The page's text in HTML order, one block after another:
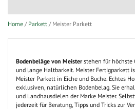
Home Parkett Meister Parkett
Bodenbeläge von Meisterstehen für höchste
und lange Haltbarkeit. Meister Fertigparkett
Meister Parkett in Eiche und Buche. Echtes
exklusiven, natürlichen Bodenbelag. Sie
und Landhausdielen der Marke Meister.
jederzeit für Beratung, Tipps und Tricks zur